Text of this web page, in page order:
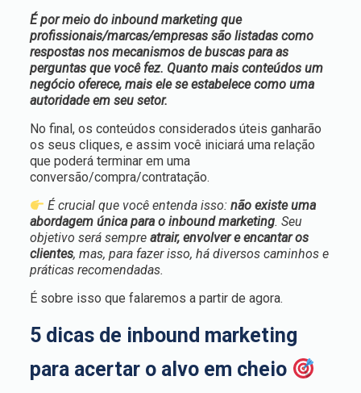
É por meio do inbound marketing que
profissionais/marcas/empresas são listadas como
respostas nos mecanismos de buscas para as
perguntas que você fez. Quanto mais conteúdos um
negócio oferece, mais ele se estabelece como uma
autoridade em seu setor.
No final, os conteúdos considerados úteis ganharão
os seus cliques, e assim você iniciará uma relação
que poderá terminar em uma
conversão/compra/contratação.
É crucial que você entenda isso:não existe uma
abordagem única para o inbound marketing. Seu
objetivo será sempre atrair, envolver e encantar os
clientes, mas, para fazer isso, há diversos caminhos e
práticas recomendadas.
É sobre isso que falaremos a partir de agora.
5 dicas de inbound marketing
para acertar o alvo em cheio